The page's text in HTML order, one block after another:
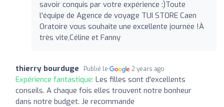
savoir conquis par votre expérience :)Toute
l'équipe de Agence de voyage TUI STORE Caen
Oratoire vous souhaite une excellente journée !À
très vite,Céline et Fanny
thierry bourduge Publié le 2 years ago
Expérience fantastique: Les filles sont d'excellents
conseils. A chaque fois elles trouvent notre bonheur
dans notre budget. Je recommande